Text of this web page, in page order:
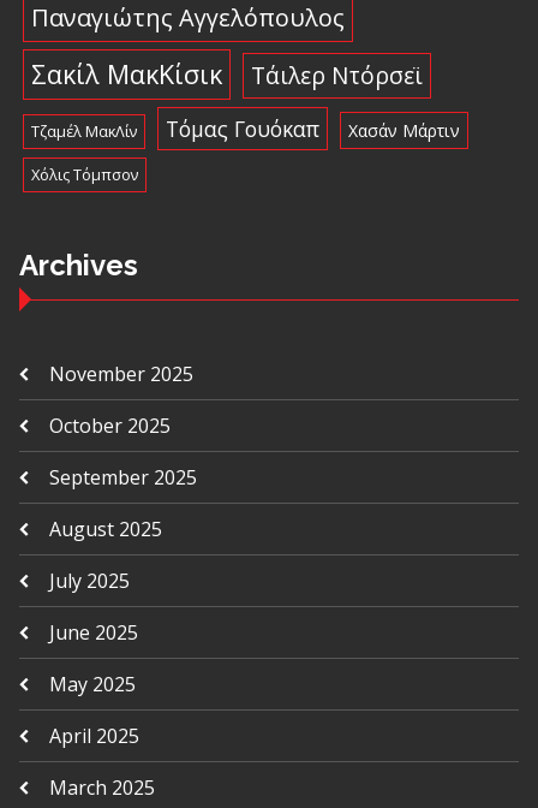
Παναγιώτης Αγγελόπουλος
Σακίλ ΜακΚίσικ Τάιλερ Ντόρσεϊ
Τζαμέλ ΜακΛίν Τόμας Γουόκαπ Χασάν Μάρτιν
Χόλις Τόμπσον
Archives
November 2025
October 2025
September 2025
August 2025
July 2025
June 2025
May 2025
April 2025
March 2025